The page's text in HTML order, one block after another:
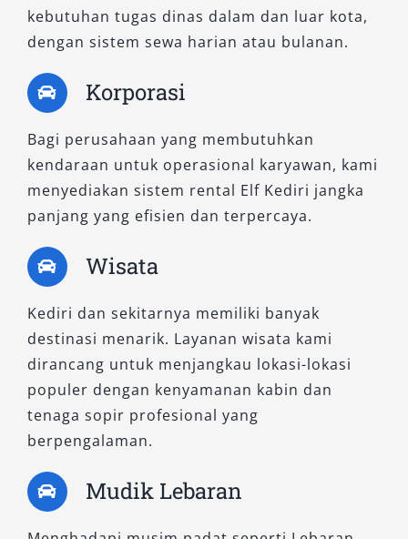
kebutuhan tugas dinas dalam dan luar kota,
dengan sistem sewa harian atau bulanan.
Korporasi
Bagi perusahaan yang membutuhkan
kendaraan untuk operasional karyawan, kami
menyediakan sistem rental Elf Kediri jangka
panjang yang efisien dan terpercaya.
Wisata
Kediri dan sekitarnya memiliki banyak
destinasi menarik. Layanan wisata kami
dirancang untuk menjangkau lokasi-lokasi
populer dengan kenyamanan kabin dan
tenaga sopir profesional yang
berpengalaman.
Mudik Lebaran